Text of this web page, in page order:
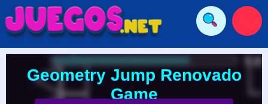
Geometry Jump Renovado
Game